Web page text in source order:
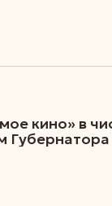
кино» в